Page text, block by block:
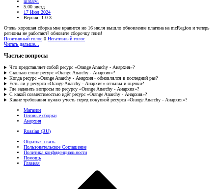
mrdarvi
5.00 звёзд
17 Июл 2024
Версия: 1.0.3
Очень хорошая сборка мне нравится но 16 июля вышло обновление плагина на mcRegion и теперь
регионы не работают? обновите сборочку плиз!
Позитивный голос 0 Негативный голос
Читать дальше...
Частые вопросы
Что представляет собой ресурс «Orange Anarchy - Анархия»?
Сколько стоит ресурс «Orange Anarchy - Анархия»?
Когда ресурс «Orange Anarchy - Анархия» обновлялся в последний раз?
Есть ли у ресурса «Orange Anarchy - Анархия» отзывы и оценки?
Где задавать вопросы по ресурсу «Orange Anarchy - Анархия»?
С какой совместимостью идёт ресурс «Orange Anarchy - Анархия»?
Какие требования нужно учесть перед покупкой ресурса «Orange Anarchy - Анархия»?
Магазин
Готовые сборки
Анархия
Russian (RU)
Обратная связь
Пользовательское Соглашение
Политика конфиденциальности
Помощь
Главная